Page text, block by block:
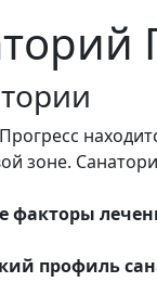
зоне.
факторы
профиль